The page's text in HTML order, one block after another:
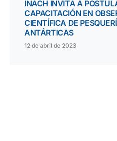
INACH INVITA A
CAPACITACIÓN EN
CIENTÍFICA DE
ANTÁRTICAS
12 de abril de 2023